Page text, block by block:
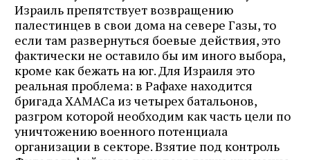
Израиль препятствует возвращению
палестинцев в свои дома на севере Газы, то
если там развернуться боевые действия, это
фактически не оставило бы им иного выбора,
кроме как бежать на юг. Для Израиля это
реальная проблема: в Рафахе находится
бригада ХАМАСа из четырех батальонов,
разгром которой необходим как часть цели по
уничтожению военного потенциала
организации в секторе. Взятие под контроль